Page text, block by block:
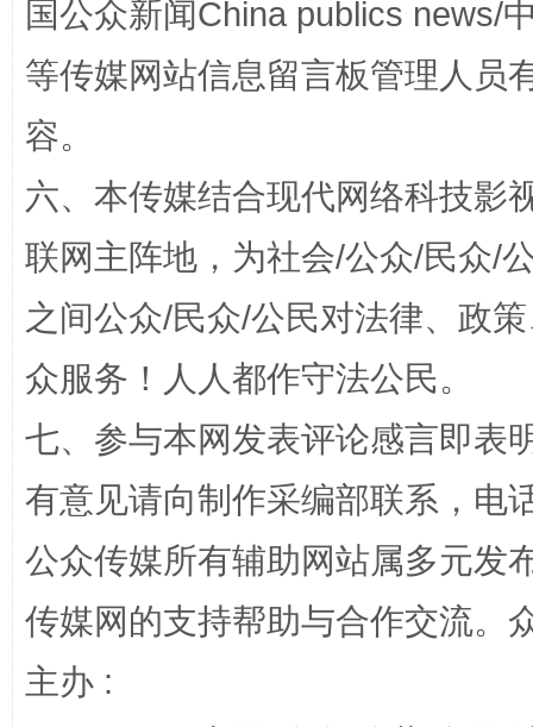
国公众新闻China publics news/
等传媒网站信息留言板管理人员
容。
六、本传媒结合现代网络科技影
联网主阵地，为社会/公众/民众/
之间公众/民众/公民对法律、政
众服务！人人都作守法公民。
七、参与本网发表评论感言即表
有意见请向制作采编部联系，电
公众传媒所有辅助网站属多元发
传媒网的支持帮助与合作交流。
主办 :